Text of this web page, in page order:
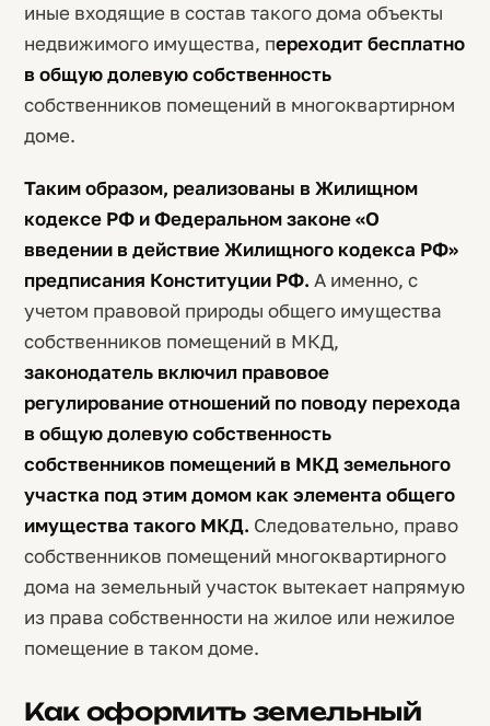
иные входящие в состав такого дома объекты
недвижимого имущества, переходит бесплатно
в общую долевую собственность
собственников помещений в многоквартирном
доме.
Таким образом, реализованы в Жилищном
кодексе РФ и Федеральном законе «О
введении в действие Жилищного кодекса РФ»
предписания Конституции РФ. А именно, с
учетом правовой природы общего имущества
собственников помещений в МКД,
законодатель включил правовое
регулирование отношений по поводу перехода
в общую долевую собственность
собственников помещений в МКД земельного
участка под этим домом как элемента общего
имущества такого МКД. Следовательно, право
собственников помещений многоквартирного
дома на земельный участок вытекает напрямую
из права собственности на жилое или нежилое
помещение в таком доме.
Как оформить земельный